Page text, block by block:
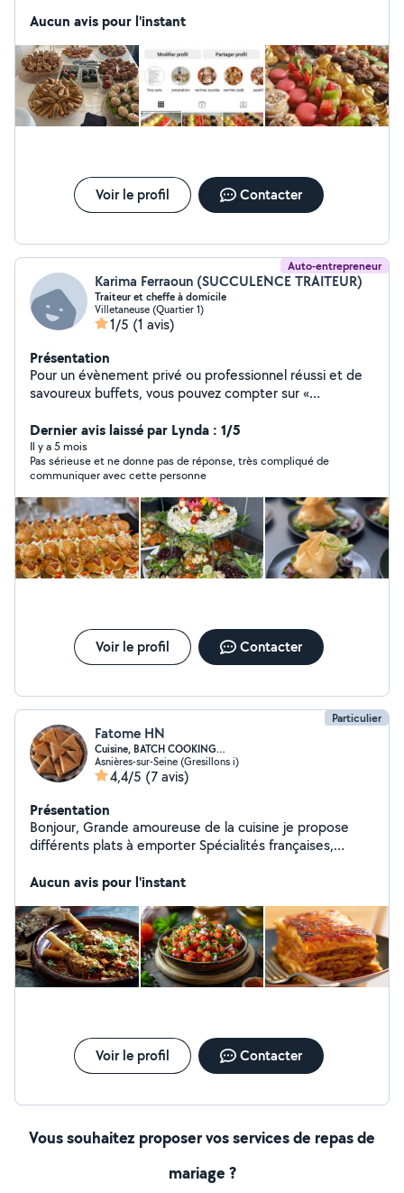
mariage , bapteme , babyshowers plateaux de canapés,
Aucun avis pour l'instant
Voir le profil Contacter
Auto-entrepreneur
Karima Ferraoun (SUCCULENCE TRAITEUR)
Traiteur et cheffe à domicile
Villetaneuse (Quartier 1)
1/5 (1 avis)
Présentation
Pour un évènement privé ou professionnel réussi et de
savoureux buffets, vous pouvez compter sur «
traiteur vous offre des plats savoureux et vous
accompagne dans la réussite de vos événements, Vous
pouvez compter sur nos nombreuses années
d'expérience.
Dernier avis laissé par Lynda : 1/5
Il y a 5 mois
Pas sérieuse et ne donne pas de réponse, très compliqué de
communiquer avec cette personne
Voir le profil Contacter
Particulier
Fatome HN
Cuisine, BATCH COOKING…
Asnières-sur-Seine (Gresillons i)
4,4/5 (7 avis)
Présentation
Bonjour, Grande amoureuse de la cuisine je propose
différents plats à emporter Spécialités françaises,
Possibilité de passer commande de petits fours, de
à me contacter Je propose également des heures de
ménage ( gros ménage, d'entrée ou de sortie de
logement , de fin de travaux)
Aucun avis pour l'instant
Voir le profil Contacter
Vous souhaitez proposer vos services de repas de
mariage ?